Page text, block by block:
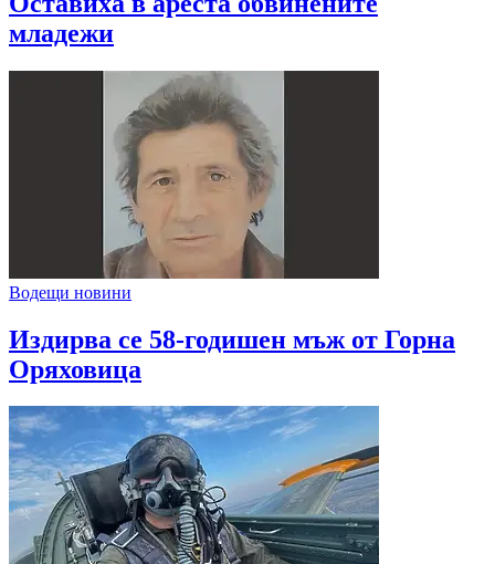
младежи
Водещи новини
Издирва се 58-годишен мъж от Горна
Оряховица